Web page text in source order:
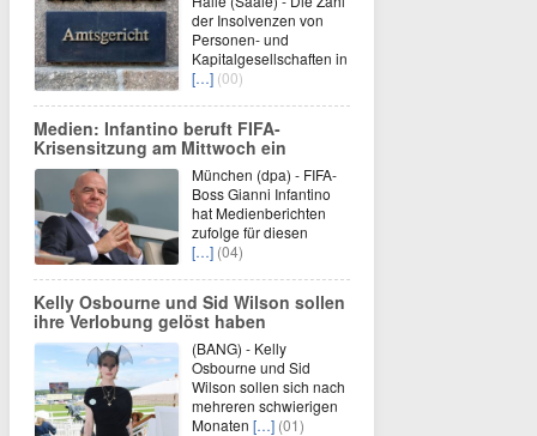
der Insolvenzen von
Personen- und
Kapitalgesellschaften in
[…] (00)
Medien: Infantino beruft FIFA-
Krisensitzung am Mittwoch ein
München (dpa) - FIFA-
Boss Gianni Infantino
hat Medienberichten
zufolge für diesen
[…] (04)
Kelly Osbourne und Sid Wilson sollen
ihre Verlobung gelöst haben
(BANG) - Kelly
Osbourne und Sid
Wilson sollen sich nach
mehreren schwierigen
Monaten […] (01)